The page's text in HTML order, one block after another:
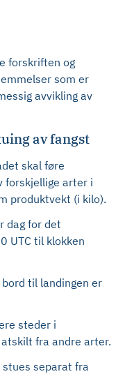
forskriften og
som er
avvikling av
av fangst
skal føre
forskjellige arter i
produktvekt (i kilo).
dag for det
UTC til klokken
til landingen er
steder i
fra andre arter.
separat fra